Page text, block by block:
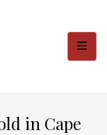
in Cape